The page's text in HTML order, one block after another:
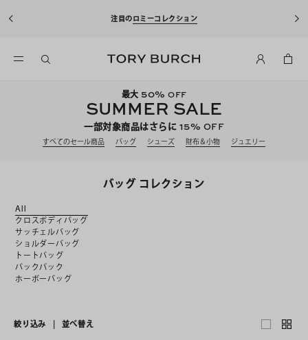
込)以上のお買い物にご利用いただけます。
最大 50% OFF
SUMMER SALE
一部対象商品はさらに 15% OFF
すべてのセール商品 バッグ シューズ 財布＆小物 ジュエリー
バッグ コレクション
All
クロスボディバッグ
サッチェルバッグ
ショルダーバッグ
トートバッグ
バックパック
ホーボーバッグ
絞り込み 並べ替え